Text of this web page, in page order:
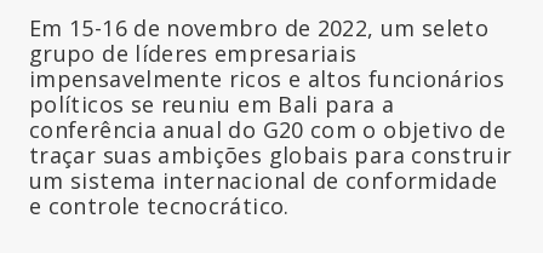
Em 15-16 de novembro de 2022, um seleto
grupo de líderes empresariais
impensavelmente ricos e altos funcionários
políticos se reuniu em Bali para a
conferência anual do G20 com o objetivo de
traçar suas ambições globais para construir
um sistema internacional de conformidade
e controle tecnocrático.